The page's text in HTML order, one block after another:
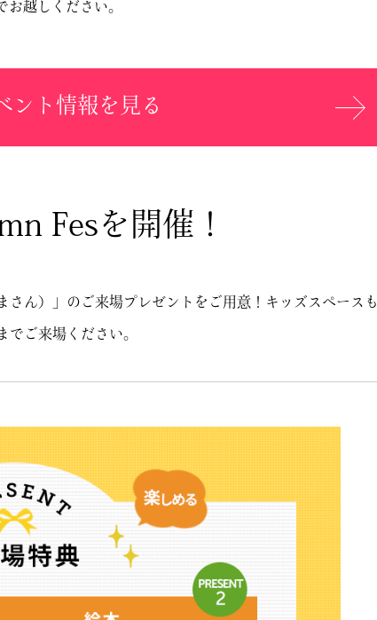
越しください。
ント情報を見る
Fesを開催！
さん）」のご来場プレゼントをご用意！キッズスペースも
ご来場ください。